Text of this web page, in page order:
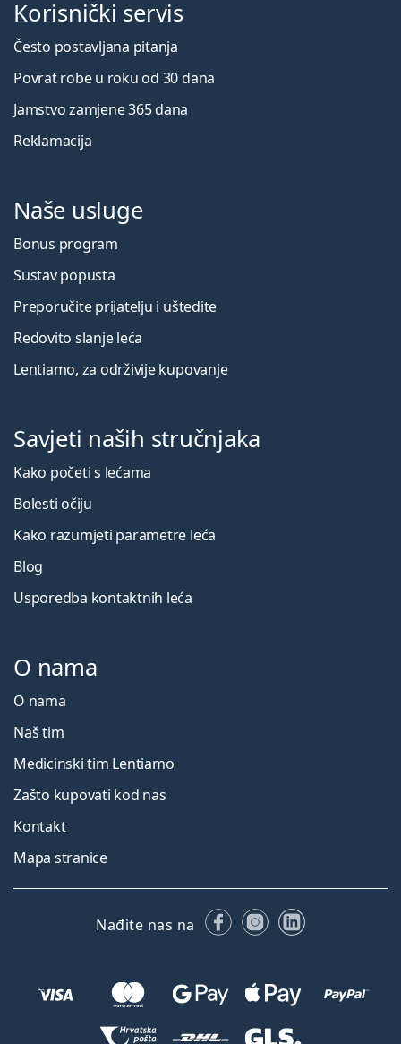
Korisnički servis
Često postavljana pitanja
Povrat robe u roku od 30 dana
Jamstvo zamjene 365 dana
Reklamacija
Naše usluge
Bonus program
Sustav popusta
Preporučite prijatelju i uštedite
Redovito slanje leća
Lentiamo, za održivije kupovanje
Savjeti naših stručnjaka
Kako početi s lećama
Bolesti očiju
Kako razumjeti parametre leća
Blog
Usporedba kontaktnih leća
O nama
O nama
Naš tim
Medicinski tim Lentiamo
Zašto kupovati kod nas
Kontakt
Mapa stranice
Nađite nas na FacebookuInstagramu
LinkedIn